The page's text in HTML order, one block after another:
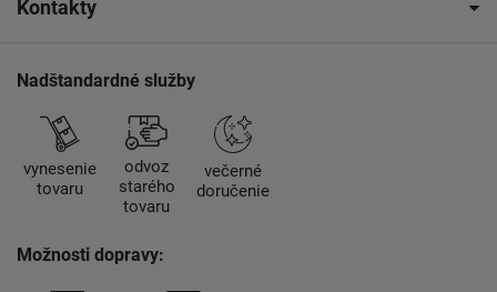
Kontakty
Nadštandardné služby
vynesenie
tovaru
odvoz
starého
tovaru
večerné
doručenie
Možnosti dopravy: